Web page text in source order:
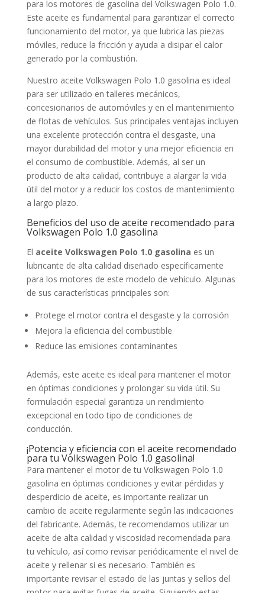
para los motores de gasolina del Volkswagen Polo 1.0.
Este aceite es fundamental para garantizar el correcto
funcionamiento del motor, ya que lubrica las piezas
móviles, reduce la fricción y ayuda a disipar el calor
generado por la combustión.
Nuestro aceite Volkswagen Polo 1.0 gasolina es ideal
para ser utilizado en talleres mecánicos,
concesionarios de automóviles y en el mantenimiento
de flotas de vehículos. Sus principales ventajas incluyen
una excelente protección contra el desgaste, una
mayor durabilidad del motor y una mejor eficiencia en
el consumo de combustible. Además, al ser un
producto de alta calidad, contribuye a alargar la vida
útil del motor y a reducir los costos de mantenimiento
a largo plazo.
Beneficios del uso de aceite recomendado para
Volkswagen Polo 1.0 gasolina
El aceite Volkswagen Polo 1.0 gasolina es un
lubricante de alta calidad diseñado específicamente
para los motores de este modelo de vehículo. Algunas
de sus características principales son:
Protege el motor contra el desgaste y la corrosión
Mejora la eficiencia del combustible
Reduce las emisiones contaminantes
Además, este aceite es ideal para mantener el motor
en óptimas condiciones y prolongar su vida útil. Su
formulación especial garantiza un rendimiento
excepcional en todo tipo de condiciones de
conducción.
¡Potencia y eficiencia con el aceite recomendado
para tu Volkswagen Polo 1.0 gasolina!
Para mantener el motor de tu Volkswagen Polo 1.0
gasolina en óptimas condiciones y evitar pérdidas y
desperdicio de aceite, es importante realizar un
cambio de aceite regularmente según las indicaciones
del fabricante. Además, te recomendamos utilizar un
aceite de alta calidad y viscosidad recomendada para
tu vehículo, así como revisar periódicamente el nivel de
aceite y rellenar si es necesario. También es
importante revisar el estado de las juntas y sellos del